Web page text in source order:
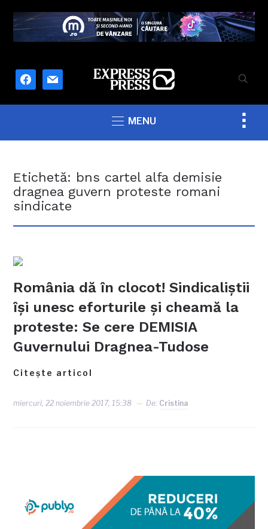
facebook
mail
MENU
Etichetă: bns cartel alfa demisie
dragnea guvern proteste romani
sindicate
România dă în clocot! Sindicaliștii
își unesc eforturile și cheamă la
proteste: Se cere DEMISIA
Guvernului Dragnea-Tudose
Citește articol
miercuri, 22 noiembrie 2017, 15:38 De: Cristina